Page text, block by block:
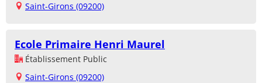
Saint-Girons (09200)
Ecole Primaire Henri Maurel
Établissement Public
Saint-Girons (09200)